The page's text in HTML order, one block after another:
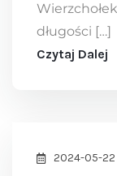
długości […]
Czytaj Dalej
2024-05-22